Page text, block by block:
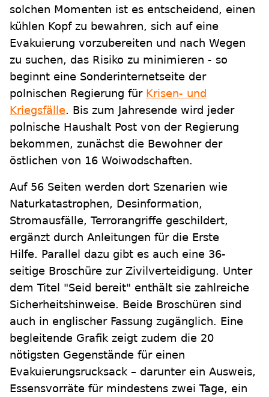
solchen Momenten ist es entscheidend, einen
kühlen Kopf zu bewahren, sich auf eine
Evakuierung vorzubereiten und nach Wegen
zu suchen, das Risiko zu minimieren - so
beginnt eine Sonderinternetseite der
polnischen Regierung für Krisen- und
Kriegsfälle. Bis zum Jahresende wird jeder
polnische Haushalt Post von der Regierung
bekommen, zunächst die Bewohner der
östlichen von 16 Woiwodschaften.
Auf 56 Seiten werden dort Szenarien wie
Naturkatastrophen, Desinformation,
Stromausfälle, Terrorangriffe geschildert,
ergänzt durch Anleitungen für die Erste
Hilfe. Parallel dazu gibt es auch eine 36-
seitige Broschüre zur Zivilverteidigung. Unter
dem Titel "Seid bereit" enthält sie zahlreiche
Sicherheitshinweise. Beide Broschüren sind
auch in englischer Fassung zugänglich. Eine
begleitende Grafik zeigt zudem die 20
nötigsten Gegenstände für einen
Evakuierungsrucksack – darunter ein Ausweis,
Essensvorräte für mindestens zwei Tage, ein